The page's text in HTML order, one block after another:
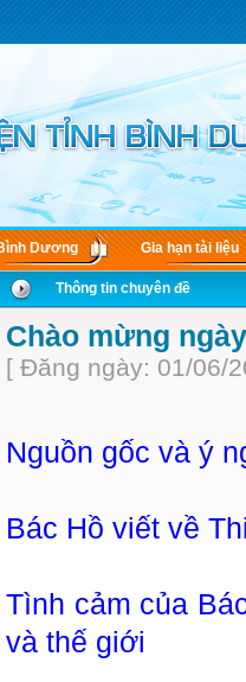
Dương Gia hạn tài liệu
Thông tin chuyên đề
Chào mừng
[ Đăng ngày: 01/06/
Nguồn gốc và ý
Bác Hồ viết về
Tình cảm của
và thế giới